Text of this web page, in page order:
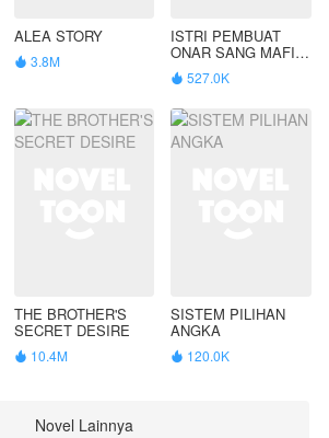
ALEA STORY
 3.8M
ISTRI PEMBUAT
ONAR SANG MAFIA
KEJAM
 527.0K
THE BROTHER'S
SECRET DESIRE
 10.4M
SISTEM PILIHAN
ANGKA
 120.0K
Novel Lainnya